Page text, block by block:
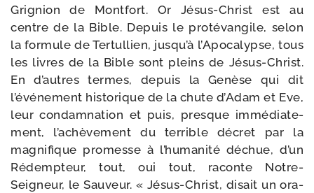
Grignion de Montfort. Or Jésus-​Christ est au
centre de la Bible. Depuis le pro­té­van­gile, selon
la for­mule de Tertullien, jusqu’à l’Apocalypse, tous
les livres de la Bible sont pleins de Jésus-​Christ.
En d’autres termes, depuis la Genèse qui dit
l’événement his­to­rique de la chute d’Adam et Eve,
leur condam­na­tion et puis, presque immé­dia­te­
ment, l’achèvement du ter­rible décret par la
magni­fique pro­messe à l’humanité déchue, d’un
Rédempteur, tout, oui tout, raconte Notre-​
Seigneur, le Sauveur. « Jésus-​Christ, disait un ora­